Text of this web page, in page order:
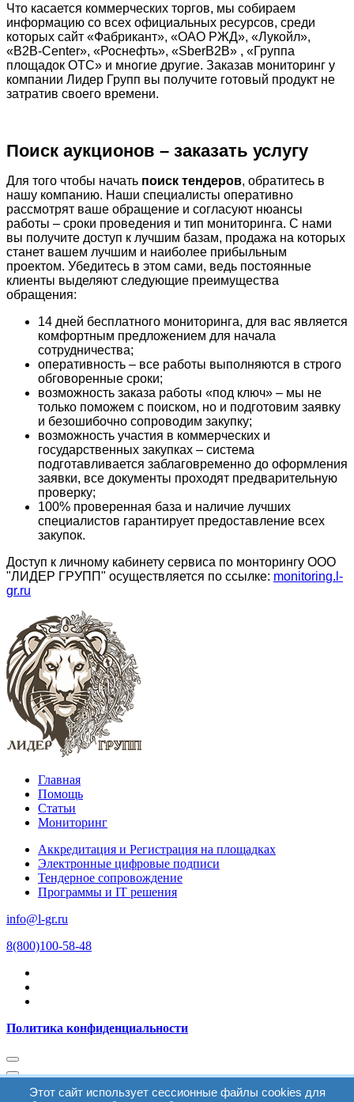
Что касается коммерческих торгов, мы собираем
информацию со всех официальных ресурсов, среди
которых сайт «Фабрикант», «ОАО РЖД», «Лукойл»,
«B2B-Center», «Роснефть», «SberB2B» , «Группа
площадок ОТС» и многие другие. Заказав мониторинг у
компании Лидер Групп вы получите готовый продукт не
затратив своего времени.
Поиск аукционов – заказать услугу
Для того чтобы начать поиск тендеров, обратитесь в
нашу компанию. Наши специалисты оперативно
рассмотрят ваше обращение и согласуют нюансы
работы – сроки проведения и тип мониторинга. С нами
вы получите доступ к лучшим базам, продажа на которых
станет вашем лучшим и наиболее прибыльным
проектом. Убедитесь в этом сами, ведь постоянные
клиенты выделяют следующие преимущества
обращения:
14 дней бесплатного мониторинга, для вас является
комфортным предложением для начала
сотрудничества;
оперативность – все работы выполняются в строго
обговоренные сроки;
возможность заказа работы «под ключ» – мы не
только поможем с поиском, но и подготовим заявку
и безошибочно сопроводим закупку;
возможность участия в коммерческих и
государственных закупках – система
подготавливается заблаговременно до оформления
заявки, все документы проходят предварительную
проверку;
100% проверенная база и наличие лучших
специалистов гарантирует предоставление всех
закупок.
Доступ к личному кабинету сервиса по монторингу ООО
"ЛИДЕР ГРУПП" осуществляется по ссылке: monitoring.l-
gr.ru
Главная
Помощь
Статьи
Мониторинг
Аккредитация и Регистрация на площадках
Электронные цифровые подписи
Тендерное сопровождение
Программы и IT решения
info@l-gr.ru
8(800)100-58-48
Политика конфиденциальности
Этот сайт использует сессионные файлы cookies для